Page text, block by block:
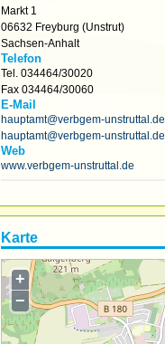
Markt 1
06632 Freyburg (Unstrut)
Sachsen-Anhalt
Telefon
Tel. 034464/30020
Fax 034464/30060
E-Mail
hauptamt@verbgem-unstruttal.de
hauptamt@verbgem-
Web
www.verbgem-unstruttal.de
Karte
+
−